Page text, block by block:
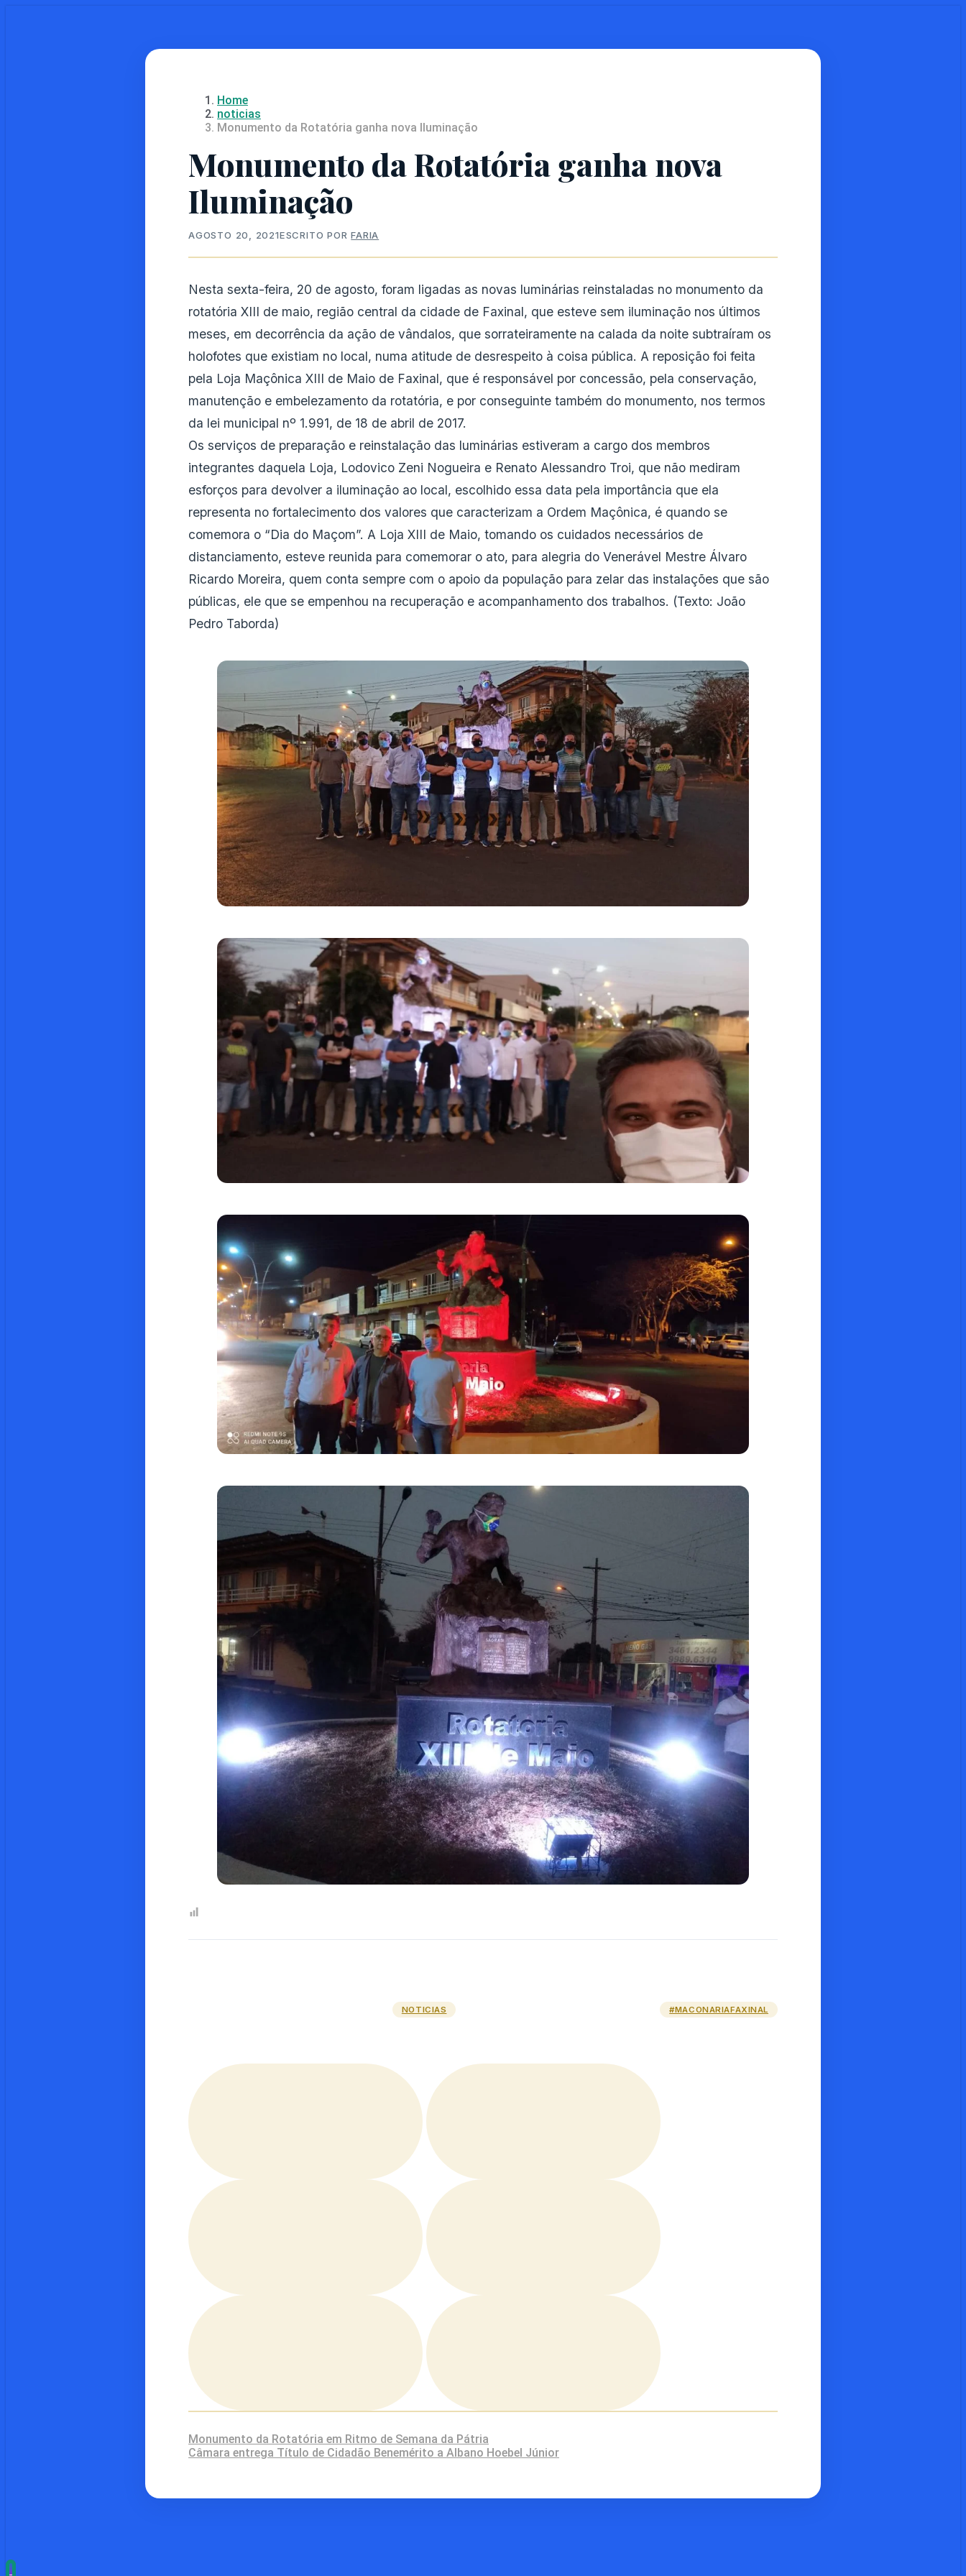
Home
noticias
Monumento da Rotatória ganha nova Iluminação
Monumento da Rotatória ganha nova
Iluminação
AGOSTO 20, 2021ESCRITO PORFARIA
Nesta sexta-feira, 20 de agosto, foram ligadas as novas luminárias reinstaladas no monumento da
rotatória XIII de maio, região central da cidade de Faxinal, que esteve sem iluminação nos últimos
meses, em decorrência da ação de vândalos, que sorrateiramente na calada da noite subtraíram os
holofotes que existiam no local, numa atitude de desrespeito à coisa pública. A reposição foi feita
pela Loja Maçônica XIII de Maio de Faxinal, que é responsável por concessão, pela conservação,
manutenção e embelezamento da rotatória, e por conseguinte também do monumento, nos termos
da lei municipal nº 1.991, de 18 de abril de 2017.
Os serviços de preparação e reinstalação das luminárias estiveram a cargo dos membros
integrantes daquela Loja, Lodovico Zeni Nogueira e Renato Alessandro Troi, que não mediram
esforços para devolver a iluminação ao local, escolhido essa data pela importância que ela
representa no fortalecimento dos valores que caracterizam a Ordem Maçônica, é quando se
comemora o “Dia do Maçom”. A Loja XIII de Maio, tomando os cuidados necessários de
distanciamento, esteve reunida para comemorar o ato, para alegria do Venerável Mestre Álvaro
Ricardo Moreira, quem conta sempre com o apoio da população para zelar das instalações que são
públicas, ele que se empenhou na recuperação e acompanhamento dos trabalhos. (Texto: João
Pedro Taborda)
NOTICIAS #MACONARIAFAXINAL
Monumento da Rotatória em Ritmo de Semana da Pátria
Câmara entrega Título de Cidadão Benemérito a Albano Hoebel Júnior